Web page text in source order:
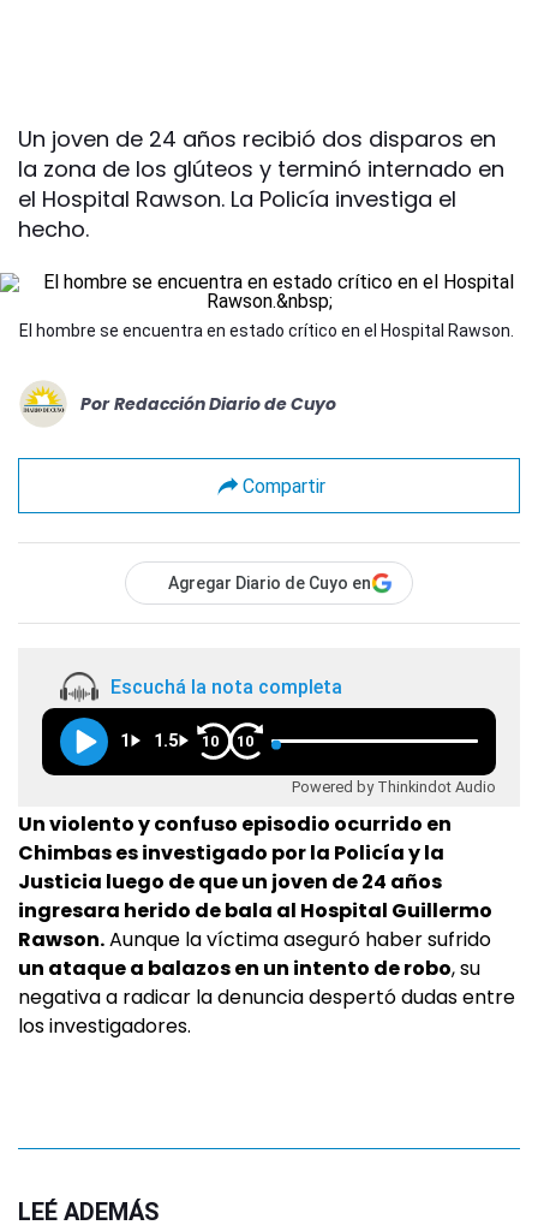
Un joven de 24 años recibió dos disparos en
la zona de los glúteos y terminó internado en
el Hospital Rawson. La Policía investiga el
hecho.
El hombre se encuentra en estado crítico en el Hospital Rawson.
Por Redacción Diario de Cuyo
Compartir
Agregar Diario de Cuyo en
Escuchá la nota completa
1 1.5 10 10
Powered by Thinkindot Audio
Un violento y confuso episodio ocurrido en
Chimbas es investigado por la Policía y la
Justicia luego de que un joven de 24 años
ingresara herido de bala al Hospital Guillermo
Rawson.Aunque la víctima aseguró haber sufrido
un ataque a balazos en un intento de robo, su
negativa a radicar la denuncia despertó dudas entre
los investigadores.
LEÉ ADEMÁS